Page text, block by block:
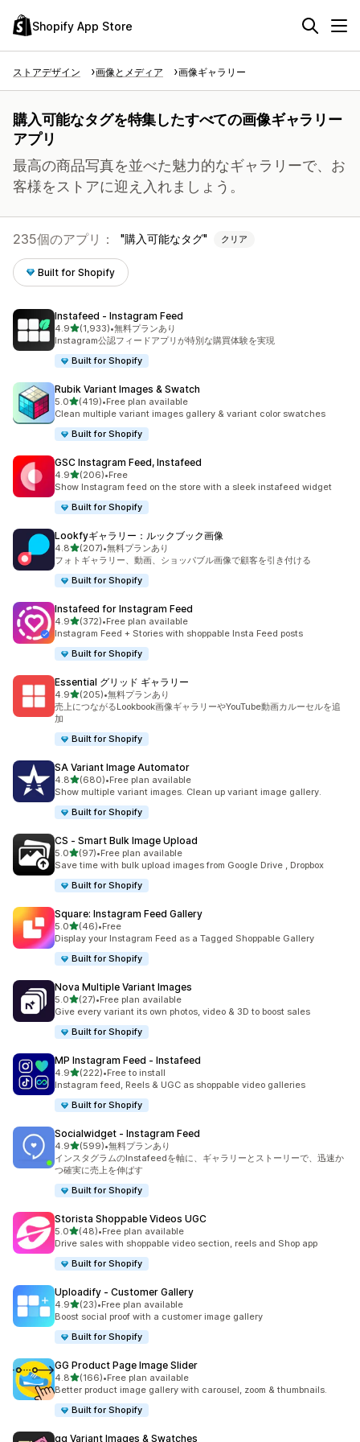
Shopify App Store
ストアデザイン 画像とメディア 画像ギャラリー
購入可能なタグを特集したすべての画像ギャラリー
アプリ
最高の商品写真を並べた魅力的なギャラリーで、お
客様をストアに迎え入れましょう。
235個のアプリ： 購入可能なタグ クリア
Built for Shopify
Instafeed ‑ Instagram Feed
4.95つ星中
(1,933)
合計レビュー数：1933件
•無料プランあり
Instagram公認フィードアプリが特別な購買体験を実現
Built for Shopify
Rubik Variant Images & Swatch
5.05つ星中
(419)
合計レビュー数：419件
•Free plan available
Clean multiple variant images gallery & variant color swatches
Built for Shopify
GSC Instagram Feed, Instafeed
4.95つ星中
(206)
合計レビュー数：206件
•Free
Show Instagram feed on the store with a sleek instafeed widget
Built for Shopify
Lookfyギャラリー：ルックブック画像
4.85つ星中
(207)
合計レビュー数：207件
•無料プランあり
フォトギャラリー、動画、ショッパブル画像で顧客を引き付ける
Built for Shopify
Instafeed for Instagram Feed
4.95つ星中
(372)
合計レビュー数：372件
•Free plan available
Instagram Feed + Stories with shoppable Insta Feed posts
Built for Shopify
Essential グリッド ギャラリー
4.95つ星中
(205)
合計レビュー数：205件
•無料プランあり
売上につながるLookbook画像ギャラリーやYouTube動画カルーセルを追
加
Built for Shopify
SA Variant Image Automator
4.85つ星中
(680)
合計レビュー数：680件
•Free plan available
Show multiple variant images. Clean up variant image gallery.
Built for Shopify
CS ‑ Smart Bulk Image Upload
5.05つ星中
(97)
合計レビュー数：97件
•Free plan available
Save time with bulk upload images from Google Drive , Dropbox
Built for Shopify
Square: Instagram Feed Gallery
5.05つ星中
(46)
合計レビュー数：46件
•Free
Display your Instagram Feed as a Tagged Shoppable Gallery
Built for Shopify
Nova Multiple Variant Images
5.05つ星中
(27)
合計レビュー数：27件
•Free plan available
Give every variant its own photos, video & 3D to boost sales
Built for Shopify
MP Instagram Feed ‑ Instafeed
4.95つ星中
(222)
合計レビュー数：222件
•Free to install
Instagram feed, Reels & UGC as shoppable video galleries
Built for Shopify
Socialwidget ‑ Instagram Feed
4.95つ星中
(599)
合計レビュー数：599件
•無料プランあり
インスタグラムのInstafeedを軸に、ギャラリーとストーリーで、迅速か
つ確実に売上を伸ばす
Built for Shopify
Storista Shoppable Videos UGC
5.05つ星中
(48)
合計レビュー数：48件
•Free plan available
Drive sales with shoppable video section, reels and Shop app
Built for Shopify
Uploadify ‑ Customer Gallery
4.95つ星中
(23)
合計レビュー数：23件
•Free plan available
Boost social proof with a customer image gallery
Built for Shopify
GG Product Page Image Slider
4.85つ星中
(166)
合計レビュー数：166件
•Free plan available
Better product image gallery with carousel, zoom & thumbnails.
Built for Shopify
gg Variant Images & Swatches